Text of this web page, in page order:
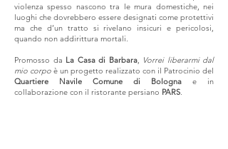
violenza spesso nascono tra le mura domestiche, nei
luoghi che dovrebbero essere designati come protettivi
ma che d’un tratto si rivelano insicuri e pericolosi,
quando non addirittura mortali.
Promosso da La Casa di Barbara, Vorrei liberarmi dal
mio corpo è un progetto realizzato con il Patrocinio del
Qua​rtiere Navile Comune di Bologna e in
collaborazione con il ristorante persiano PARS.